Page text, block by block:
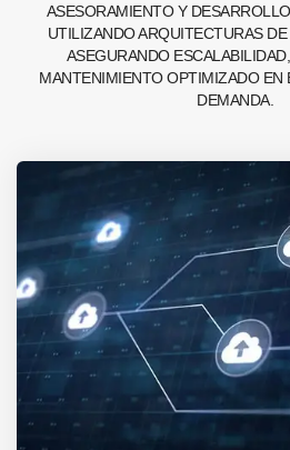
ASESORAMIENTO Y
UTILIZANDO ARQUITECTURAS
ASEGURANDO
MANTENIMIENTO OPTIMIZADO EN
DEMANDA.